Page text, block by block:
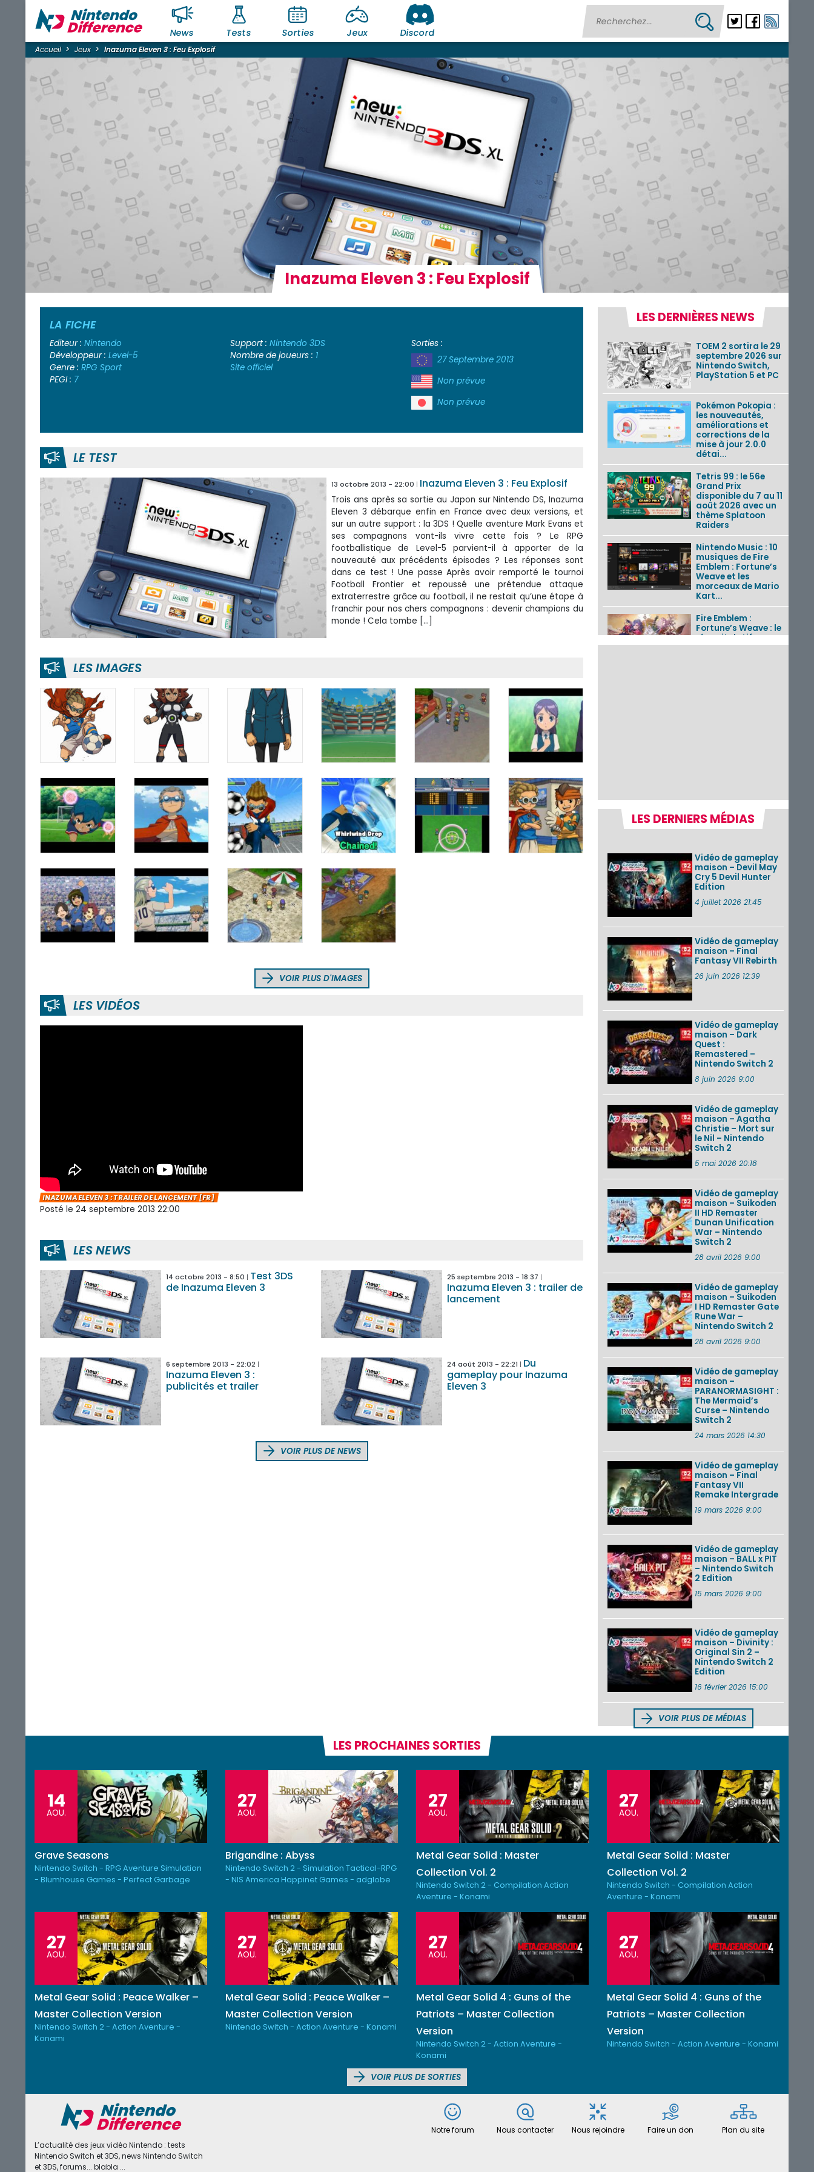
News Tests Sorties Jeux Discord
Accueil Jeux Inazuma Eleven 3 : Feu Explosif
Inazuma Eleven 3 : Feu Explosif
LA FICHE
Editeur : Nintendo
Développeur : Level-5
Genre : RPG Sport
PEGI : 7
Support :Nintendo 3DS
Nombre de joueurs : 1
Site officiel
Sorties :
27 Septembre 2013
Non prévue
Non prévue
LE TEST
13 octobre 2013 - 22:00 Inazuma Eleven 3 : Feu Explosif
Trois ans après sa sortie au Japon sur Nintendo DS, Inazuma
Eleven 3 débarque enfin en France avec deux versions, et
sur un autre support : la 3DS ! Quelle aventure Mark Evans et
ses compagnons vont-ils vivre cette fois ? Le RPG
footballistique de Level-5 parvient-il à apporter de la
nouveauté aux précédents épisodes ? Les réponses sont
dans ce test ! Une passe Après avoir remporté le tournoi
Football Frontier et repoussé une prétendue attaque
extraterrestre grâce au football, il ne restait qu’une étape à
franchir pour nos chers compagnons : devenir champions du
monde ! Cela tombe […]
LES IMAGES
VOIR PLUS D'IMAGES
LES VIDÉOS
INAZUMA ELEVEN 3 : TRAILER DE LANCEMENT [FR]
Posté le 24 septembre 2013 22:00
LES NEWS
14 octobre 2013 - 8:50
Test 3DS
de Inazuma Eleven 3
25 septembre 2013 - 18:37
Inazuma Eleven 3 : trailer de
lancement
6 septembre 2013 - 22:02
Inazuma Eleven 3 :
publicités et trailer
24 août 2013 - 22:21
Du
gameplay pour Inazuma
Eleven 3
VOIR PLUS DE NEWS
LES DERNIÈRES NEWS
TOEM 2 sortira le 29
septembre 2026 sur
Nintendo Switch,
PlayStation 5 et PC
Pokémon Pokopia :
les nouveautés,
améliorations et
corrections de la
mise à jour 2.0.0
détai...
Tetris 99 : le 56e
Grand Prix
disponible du 7 au 11
août 2026 avec un
thème Splatoon
Raiders
Nintendo Music : 10
musiques de Fire
Emblem : Fortune’s
Weave et les
morceaux de Mario
Kart...
Fire Emblem :
Fortune’s Weave : le
récapitulatif
complet du Direct,
Les sorties eShop de
la semaine 31 de
2026 (Xenoblade
Edit...
Une édition
physique japonaise
de Stray Children
sur Nintendo Switch
décembre ...
Nintendo Music :
des musiques de
cinq jeux Virtual Boy
et de nouveaux
VOIR PLUS DE NEWS
LES DERNIERS MÉDIAS
Vidéo de gameplay
maison – Devil May
Cry 5 Devil Hunter
Edition
4 juillet 2026 21:45
Vidéo de gameplay
maison – Final
Fantasy VII Rebirth
26 juin 2026 12:39
Vidéo de gameplay
maison – Dark
Quest :
Remastered –
Nintendo Switch 2
8 juin 2026 9:00
Vidéo de gameplay
maison – Agatha
Christie – Mort sur
le Nil – Nintendo
Switch 2
5 mai 2026 20:18
Vidéo de gameplay
maison – Suikoden
II HD Remaster
Dunan Unification
War – Nintendo
Switch 2
28 avril 2026 9:00
Vidéo de gameplay
maison – Suikoden
I HD Remaster Gate
Rune War –
Nintendo Switch 2
28 avril 2026 9:00
Vidéo de gameplay
maison –
PARANORMASIGHT :
The Mermaid’s
Curse – Nintendo
Switch 2
24 mars 2026 14:30
Vidéo de gameplay
maison – Final
Fantasy VII
Remake Intergrade
19 mars 2026 9:00
Vidéo de gameplay
maison – BALL x PIT
– Nintendo Switch
2 Edition
15 mars 2026 9:00
Vidéo de gameplay
maison – Divinity :
Original Sin 2 –
Nintendo Switch 2
Edition
16 février 2026 15:00
VOIR PLUS DE MÉDIAS
LES PROCHAINES SORTIES
14
AOU.
Grave Seasons
Nintendo Switch - RPG Aventure Simulation
- Blumhouse Games - Perfect Garbage
27
AOU.
Brigandine : Abyss
Nintendo Switch 2 - Simulation Tactical-RPG
- NIS America Happinet Games - adglobe
27
AOU.
Metal Gear Solid : Master
Collection Vol. 2
Nintendo Switch 2 - Compilation Action
Aventure - Konami
27
AOU.
Metal Gear Solid : Master
Collection Vol. 2
Nintendo Switch - Compilation Action
Aventure - Konami
27
AOU.
Metal Gear Solid : Peace Walker –
Master Collection Version
Nintendo Switch 2 - Action Aventure -
Konami
27
AOU.
Metal Gear Solid : Peace Walker –
Master Collection Version
Nintendo Switch - Action Aventure - Konami
27
AOU.
Metal Gear Solid 4 : Guns of the
Patriots – Master Collection
Version
Nintendo Switch 2 - Action Aventure -
Konami
27
AOU.
Metal Gear Solid 4 : Guns of the
Patriots – Master Collection
Version
Nintendo Switch - Action Aventure - Konami
VOIR PLUS DE SORTIES
L’actualité des jeux vidéo Nintendo : tests
Nintendo Switch et 3DS, news Nintendo Switch
et 3DS, forums... blabla ...
Notre forum Nous contacter Nous rejoindre Faire un don Plan du site